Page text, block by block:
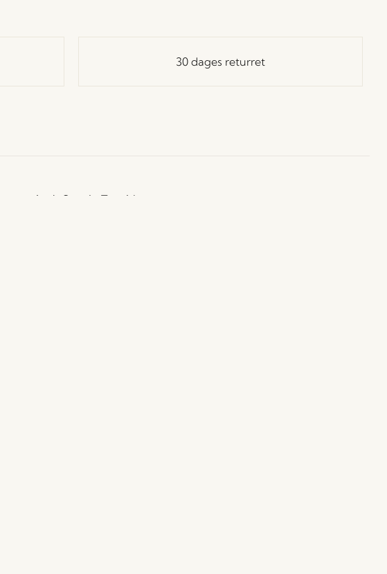
30 dages returret
Let's Stay in Touch!